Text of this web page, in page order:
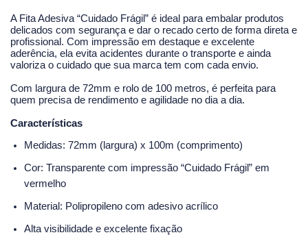
A Fita Adesiva “Cuidado Frágil” é ideal para embalar produtos
delicados com segurança e dar o recado certo de forma direta e
profissional. Com impressão em destaque e excelente
aderência, ela evita acidentes durante o transporte e ainda
valoriza o cuidado que sua marca tem com cada envio.
Com largura de 72mm e rolo de 100 metros, é perfeita para
quem precisa de rendimento e agilidade no dia a dia.
Características
Medidas: 72mm (largura) x 100m (comprimento)
Cor: Transparente com impressão “Cuidado Frágil” em
vermelho
Material: Polipropileno com adesivo acrílico
Alta visibilidade e excelente fixação